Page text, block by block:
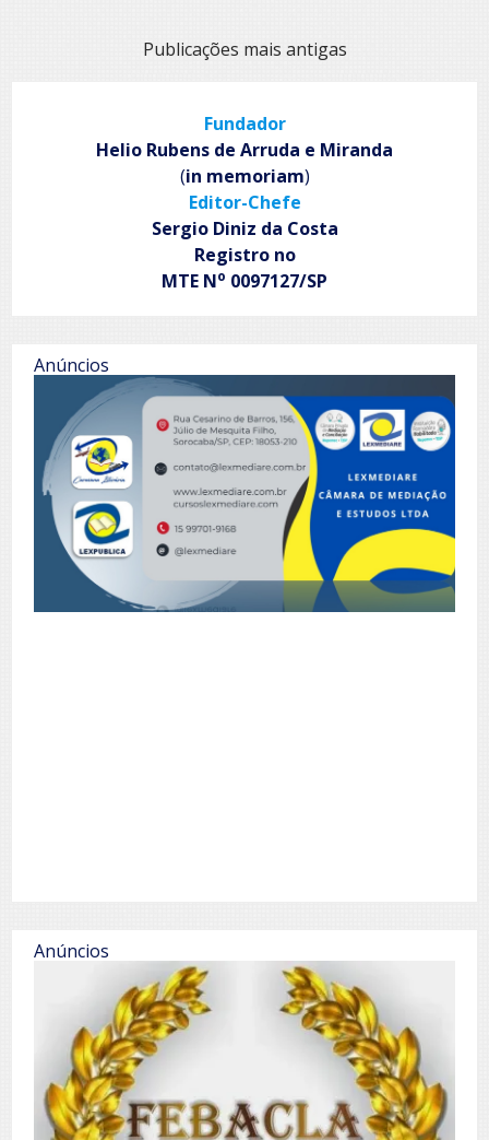
amor
que
país
que
chora
NavegaçãoPublicações mais antigas
Fundador
Helio Rubens de Arruda e Miranda
(in memoriam)
Editor-Chefe
Sergio Diniz da Costa
Registro no
MTE No 0097127/SP
Anúncios
Anúncios